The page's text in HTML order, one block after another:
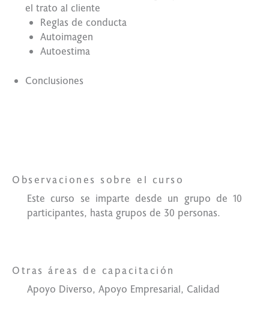
el trato al cliente
Reglas de conducta
Autoimagen
Autoestima
Conclusiones
necesitas
Observaciones sobre el curso
Este curso se imparte desde un grupo de 10
participantes, hasta grupos de 30 personas.
Otras áreas de capacitación
Apoyo Diverso, Apoyo Empresarial, Calidad